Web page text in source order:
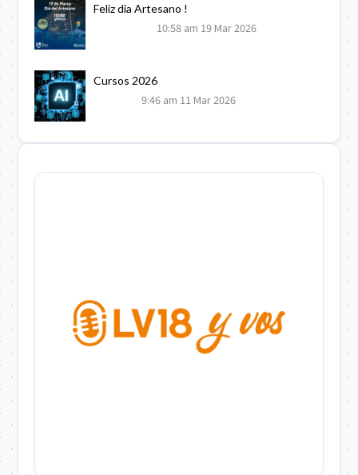
Feliz dia Artesano !
10:58 am 19 Mar 2026
Cursos 2026
9:46 am 11 Mar 2026